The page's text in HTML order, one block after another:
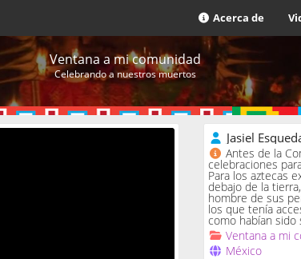
Acerca de
Ventana a mi comunidad
Celebrando a nuestros muertos
Jasiel
Antes de la
celebraciones
Para los aztecas
debajo de la
hombre de sus
los que tenía
como habían sido
Ventana a mi
México